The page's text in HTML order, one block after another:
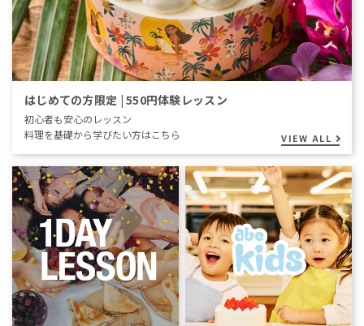
はじめての方限定 | 550円体験レッスン
初心者も安心のレッスン
料理を基礎から学びたい方はこちら
VIEW ALL